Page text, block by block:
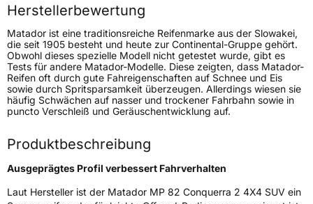
Höchstlast950 kg
Gewicht (in kg)
15,97 kg
Generelle Merkmale
FahrzeugtypSUV
VerwendungSommerreifen
FahrzeugartPKW & SUV
Weitere Eigenschaften
Herstellerbewertung
Matador ist eine traditionsreiche Reifenmarke aus der Slowakei,
die seit 1905 besteht und heute zur Continental-Gruppe gehört.
Obwohl dieses spezielle Modell nicht getestet wurde, gibt es
Tests für andere Matador-Modelle. Diese zeigten, dass Matador-
Reifen oft durch gute Fahreigenschaften auf Schnee und Eis
sowie durch Spritsparsamkeit überzeugen. Allerdings wiesen sie
häufig Schwächen auf nasser und trockener Fahrbahn sowie in
puncto Verschleiß und Geräuschentwicklung auf.
Produktbeschreibung
Ausgeprägtes Profil verbessert Fahrverhalten
Laut Hersteller ist der Matador MP 82 Conquerra 2 4X4 SUV ein